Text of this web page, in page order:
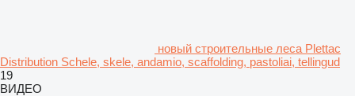
новый строительные леса Plettac
Distribution Schele, skele, andamio, scaffolding, pastoliai, tellingud
19
ВИДЕО